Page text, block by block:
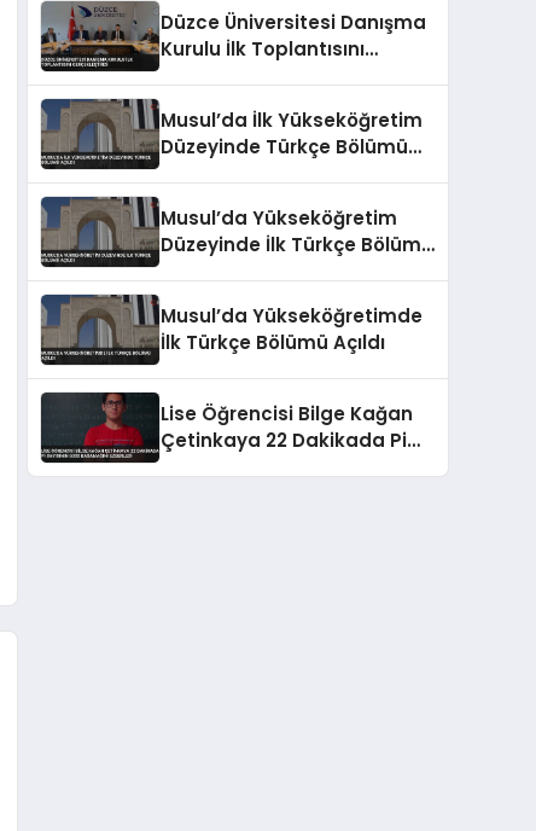
Düzce Üniversitesi Danışma
Kurulu İlk Toplantısını
Musul’da İlk Yükseköğretim
Düzeyinde Türkçe Bölümü
Musul’da Yükseköğretim
Düzeyinde İlk Türkçe Bölümü
Musul’da Yükseköğretimde
İlk Türkçe Bölümü Açıldı
Lise Öğrencisi Bilge Kağan
Çetinkaya 22 Dakikada Pi